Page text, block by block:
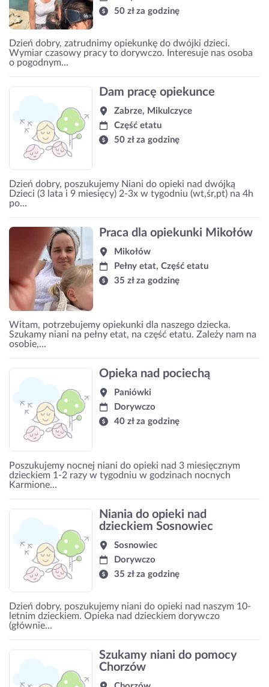
50 zł za godzinę
Dzień dobry, zatrudnimy opiekunkę do dwójki dzieci.
Wymiar czasowy pracy to dorywczo. Interesuje nas osoba
o pogodnym...
Dam pracę opiekunce
Zabrze, Mikulczyce
Część etatu
50 zł za godzinę
Dzień dobry, poszukujemy Niani do opieki nad dwójką
Dzieci (3 lata i 9 miesięcy) 2-3x w tygodniu (wt,śr,pt) na 4h
po...
Praca dla opiekunki Mikołów
Mikołów
Pełny etat, Część etatu
35 zł za godzinę
Witam, potrzebujemy opiekunki dla naszego dziecka.
Szukamy niani na pełny etat, na część etatu. Zależy nam na
osobie,...
Opieka nad pociechą
Paniówki
Dorywczo
40 zł za godzinę
Poszukujemy nocnej niani do opieki nad 3 miesięcznym
dzieckiem 1-2 razy w tygodniu w godzinach nocnych
Karmione...
Niania do opieki nad
dzieckiem Sosnowiec
Sosnowiec
Dorywczo
35 zł za godzinę
Dzień dobry, poszukujemy niani do opieki nad naszym 10-
letnim dzieckiem. Opieka nad dzieckiem dorywczo
(głównie...
Szukamy niani do pomocy
Chorzów